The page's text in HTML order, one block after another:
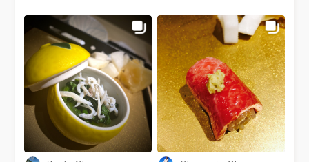
止於現捏壽司的穩重師傅，穿梭
自如的「sous chef」還有隨時
注意大家茶水是否需要添加的甜
美小哥(無誤😉)都輪流成為亮
點。還是不免提一下：師傅雖然
相對穩重，卻還是能從捏製壽司
的每一個動作中看出他的表演細
胞，也讓人不自覺專注欣賞起他
的專注 然而還是認真思考著，
整套菜單體驗下來，似乎是喜歡
服務更甚餐點，每一品菜色上桌
時師傅會介紹其中的內容物，邀
請客人享用前好好認識自己所食
人 特殊節日— 2000/人 . . . #跨
年夜 #日式 #無菜單 #朋友 #吃
吃吃 #米匠 #instadaily
#instafood #foodie #love
#japanese #girls #tbt
#gotoeat #omakase #おまか
せ #料理 #menu